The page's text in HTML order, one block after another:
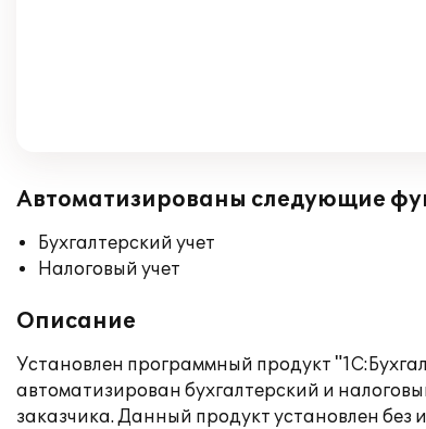
Автоматизированы следующие
Бухгалтерский учет
Налоговый учет
Описание
Установлен программный продукт
автоматизирован бухгалтерский и
заказчика. Данный продукт установлен